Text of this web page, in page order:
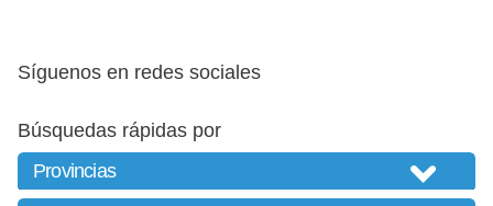
Síguenos en redes sociales
Búsquedas rápidas por